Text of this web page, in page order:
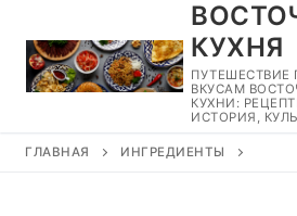
содержимому
КУХНЯ
ПУТЕШЕСТВИЕ
ВКУСАМ
КУХНИ:
ИСТОРИЯ,
ГЛАВНАЯ ИНГРЕДИЕНТЫ